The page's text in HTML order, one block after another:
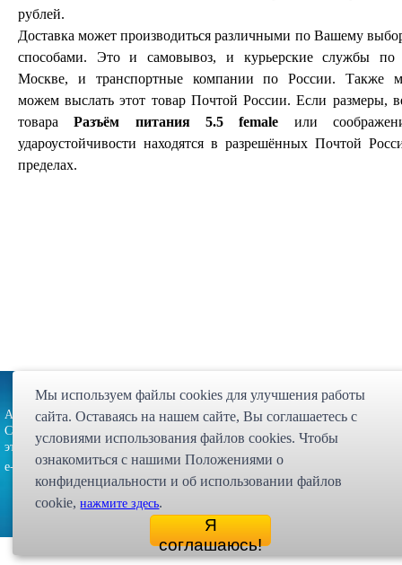
рублей.
Доставка может производиться различными по Вашему
способами. Это и самовывоз, и курьерские службы по
Москве, и транспортные компании по России. Также
можем выслать этот товар Почтой России. Если размеры,
товараРазъём питания 5.5 female или
удароустойчивости находятся в разрешённых Почтой
пределах.
Мы используем файлы cookies для улучшения работы
сайта. Оставаясь на нашем сайте, Bы соглашаетесь с
условиями использования файлов cookies. Чтобы
ознакомиться с нашими Положениями о
конфиденциальности и об использовании файлов
cookie,нажмите здесь.
Я
соглашаюсь!
Партнёрская программа Карта сайта Статьи Экспедиция
Адрес: 107023, г. Москва, ул. Малая
Семёновская, д. 3А, стр. 1, 5-й
этаж, офис 513
e-mail:
zakaz@dessy.ru
Интернет магазин
© 1998 - 2026